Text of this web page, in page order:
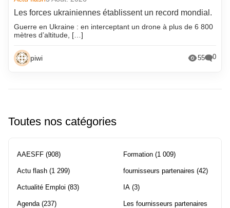
Les forces ukrainiennes établissent un record mondial.
Guerre en Ukraine : en interceptant un drone à plus de 6 800
mètres d’altitude, […]
piwi 55 0
Toutes nos catégories
AAESFF (908)
Actu flash (1 299)
Actualité Emploi (83)
Agenda (237)
Formation (1 009)
fournisseurs partenaires (42)
IA (3)
Les fournisseurs partenaires